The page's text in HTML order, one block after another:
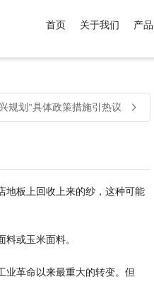
商品，品牌为 默认品
首页 关于我们 产
规划”具体政策措施引热议
地板上回收上来的纱，这种可能
或玉米面料。
业革命以来最重大的转变。但